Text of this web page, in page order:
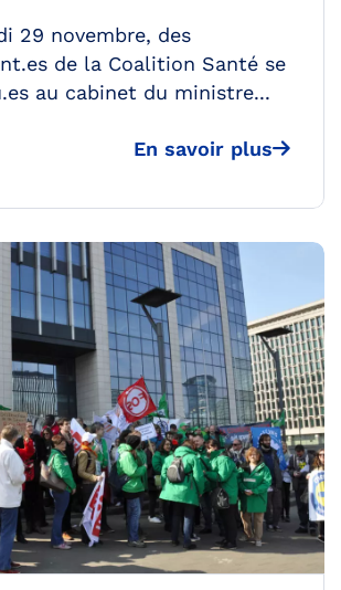
29 novembre, des
de la Coalition Santé se
au cabinet du ministre...
En savoir plus